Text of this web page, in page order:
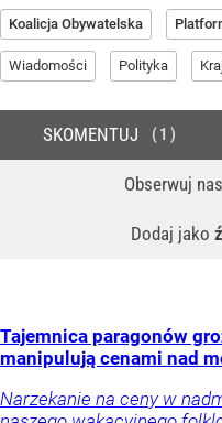
Koalicja Obywatelska
Wiadomości Polityka Kraj
Obserwuj nas
Dodaj jako
SKOMENTUJ 1
Tajemnica paragonów
manipulują cenami nad
Narzekanie na ceny w